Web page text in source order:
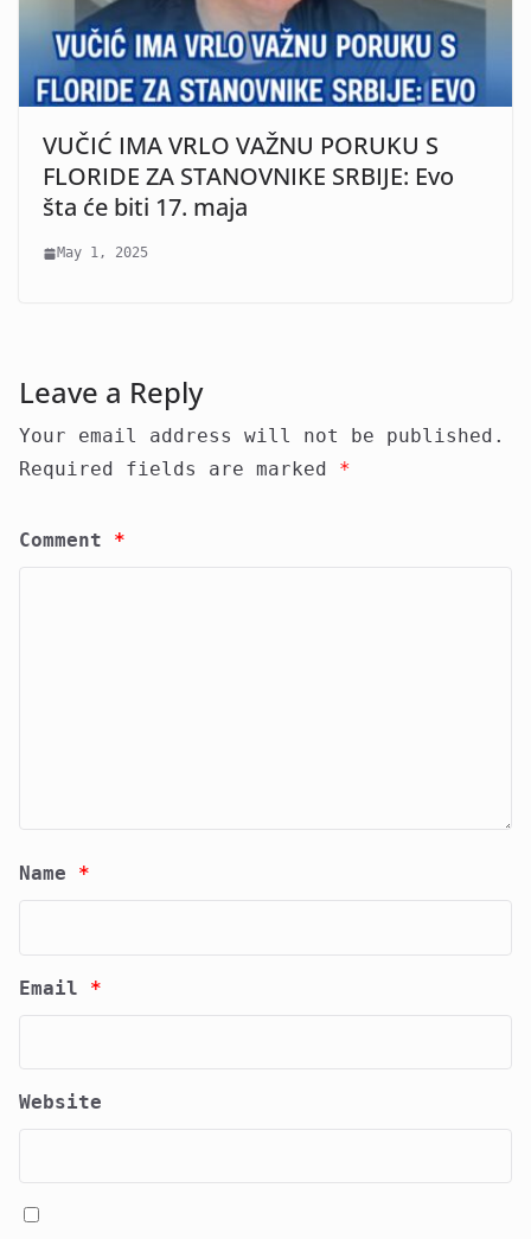
VUČIĆ IMA VRLO VAŽNU PORUKU S
FLORIDE ZA STANOVNIKE SRBIJE: Evo
šta će biti 17. maja
May 1, 2025
Leave a Reply
Your email address will not be published.
Required fields are marked *
Comment *
Name *
Email *
Website